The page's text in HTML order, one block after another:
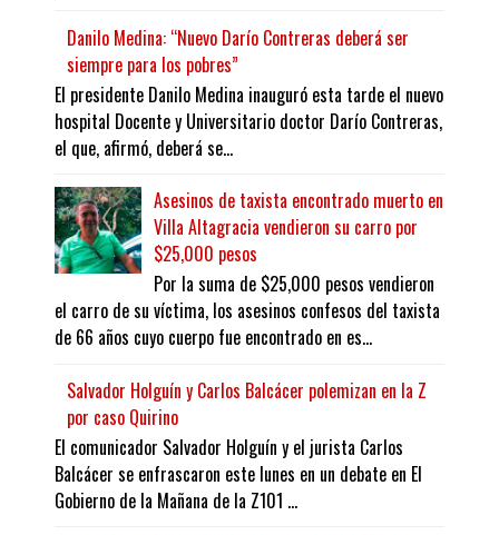
Danilo Medina: “Nuevo Darío Contreras deberá ser
siempre para los pobres”
El presidente Danilo Medina inauguró esta tarde el nuevo
hospital Docente y Universitario doctor Darío Contreras,
el que, afirmó, deberá se...
Asesinos de taxista encontrado muerto en
Villa Altagracia vendieron su carro por
$25,000 pesos
Por la suma de $25,000 pesos vendieron
el carro de su víctima, los asesinos confesos del taxista
de 66 años cuyo cuerpo fue encontrado en es...
Salvador Holguín y Carlos Balcácer polemizan en la Z
por caso Quirino
El comunicador Salvador Holguín y el jurista Carlos
Balcácer se enfrascaron este lunes en un debate en El
Gobierno de la Mañana de la Z101 ...